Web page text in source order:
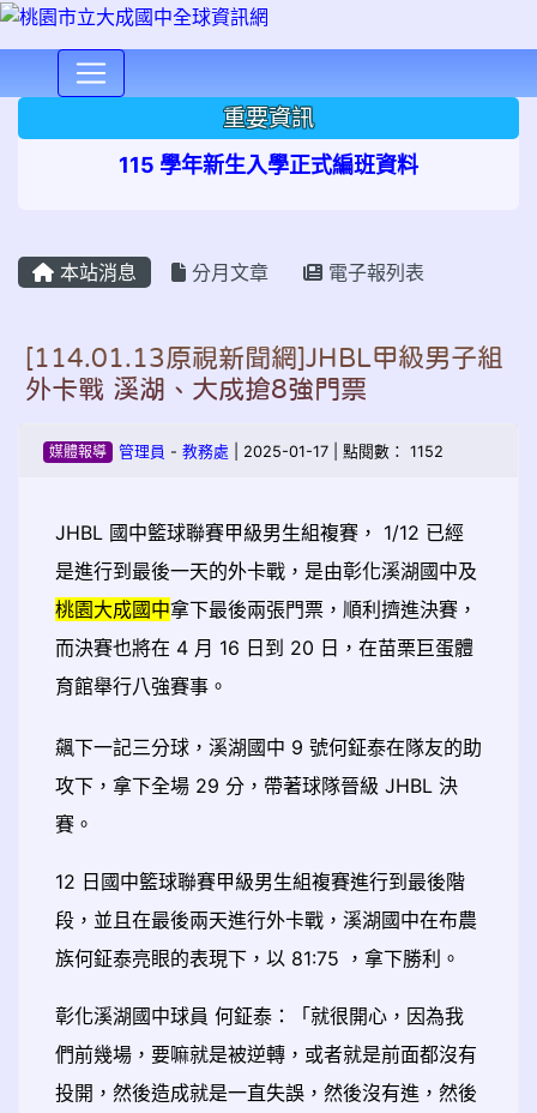
重要資訊
115 學年新生入學正式編班資料
本站消息 分月文章 電子報列表
[114.01.13原視新聞網]JHBL甲級男子組
外卡戰 溪湖、大成搶8強門票
媒體報導 管理員 - 教務處 | 2025-01-17 | 點閱數： 1152
JHBL 國中籃球聯賽甲級男生組複賽， 1/12 已經
是進行到最後一天的外卡戰，是由彰化溪湖國中及
桃園大成國中拿下最後兩張門票，順利擠進決賽，
而決賽也將在 4 月 16 日到 20 日，在苗栗巨蛋體
育館舉行八強賽事。
飆下一記三分球，溪湖國中 9 號何鉦泰在隊友的助
攻下，拿下全場 29 分，帶著球隊晉級 JHBL 決
賽。
12 日國中籃球聯賽甲級男生組複賽進行到最後階
段，並且在最後兩天進行外卡戰，溪湖國中在布農
族何鉦泰亮眼的表現下，以 81:75 ，拿下勝利。
彰化溪湖國中球員 何鉦泰：「就很開心，因為我
們前幾場，要嘛就是被逆轉，或者就是前面都沒有
投開，然後造成就是一直失誤，然後沒有進，然後